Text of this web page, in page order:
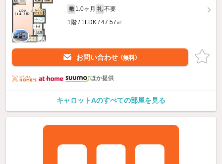
敷 1.0ヶ月 礼 不要
1階 / 1LDK / 47.57㎡
お問い合わせ （無料）
ほか提供
キャロットAのすべての部屋を見る